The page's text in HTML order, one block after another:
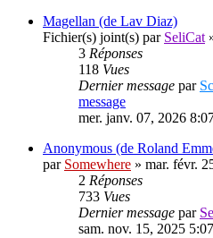
Magellan (de Lav Diaz)
Fichier(s) joint(s) par SeliCat
3 Réponses
118 Vues
Dernier message par
message
mer. janv. 07, 2026
Anonymous (de Roland
par Somewhere » mar. févr.
2 Réponses
733 Vues
Dernier message par
sam. nov. 15, 2025